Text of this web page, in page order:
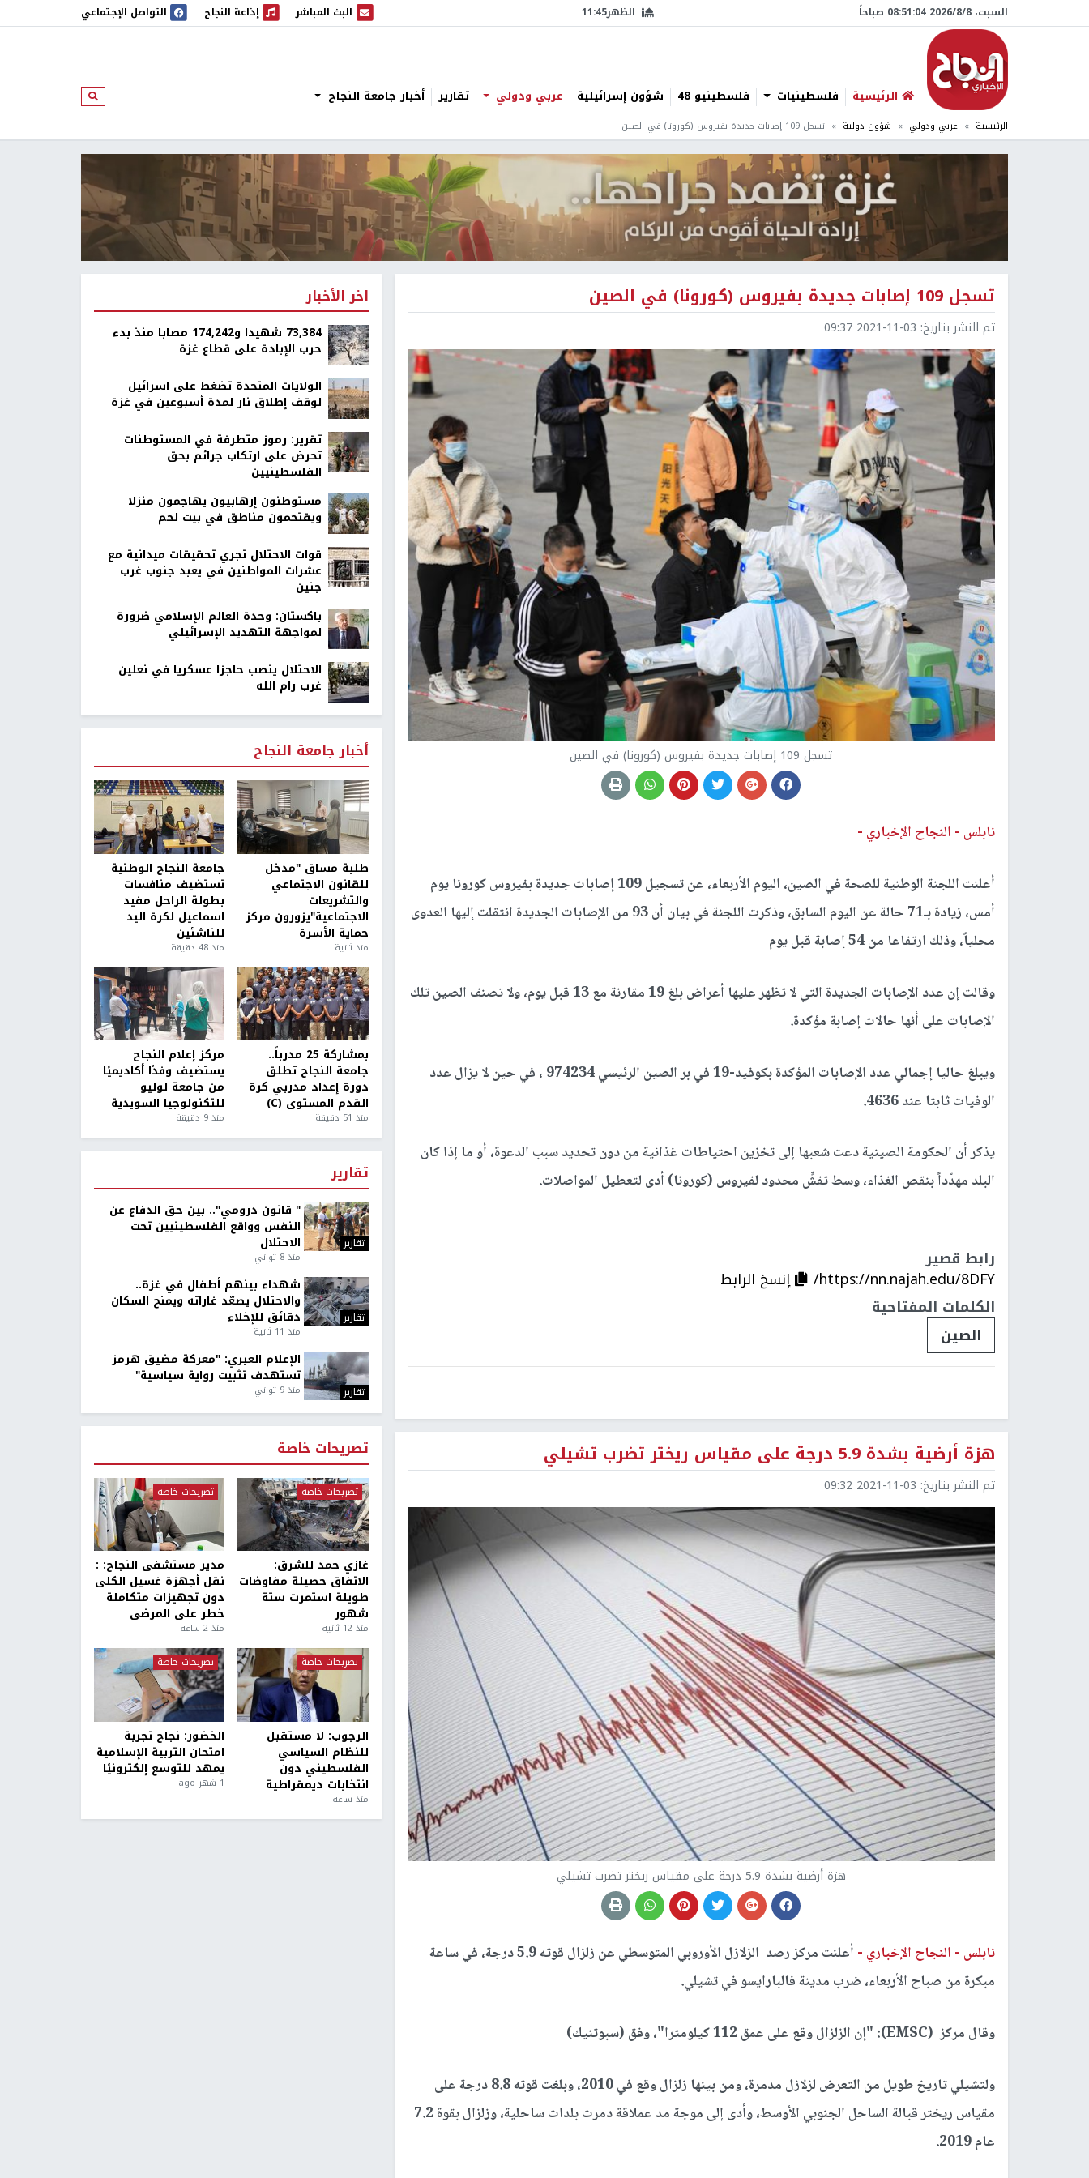
السبت، 8/‏8/‏2026 08:51:05 صباحاً الظهر11:45 البث المباشر
البث المباشر إذاعة النجاح
إذاعة النجاح التواصل الإجتماعي
الرئيسية فلسطينيات فلسطينيو 48 شؤون إسرائيلية عربي ودولي تقارير أخبار جامعة النجاح ابحث
الرئيسية عربي ودولي شؤون دولية تسجل 109 إصابات جديدة بفيروس (كورونا) في الصين
تسجل 109 إصابات جديدة بفيروس (كورونا) في الصين
تم النشر بتاريخ: 2021-11-03 09:37
تسجل 109 إصابات جديدة بفيروس (كورونا) في الصين
نابلس - النجاح الإخباري -
أعلنت اللجنة الوطنية للصحة في الصين، اليوم الأربعاء، عن تسجيل 109 إصابات جديدة بفيروس كورونا يوم
أمس، زيادة بـ71 حالة عن اليوم السابق، وذكرت اللجنة في بيان أن 93 من الإصابات الجديدة انتقلت إليها العدوى
محلياً، وذلك ارتفاعا من 54 إصابة قبل يوم
وقالت إن عدد الإصابات الجديدة التي لا تظهر عليها أعراض بلغ 19 مقارنة مع 13 قبل يوم، ولا تصنف الصين تلك
الإصابات على أنها حالات إصابة مؤكدة.
ويبلغ حاليا إجمالي عدد الإصابات المؤكدة بكوفيد-19 في بر الصين الرئيسي 974234 ، في حين لا يزال عدد
الوفيات ثابتا عند 4636.
يذكر أن الحكومة الصينية دعت شعبها إلى تخزين احتياطات غذائية من دون تحديد سبب الدعوة، أو ما إذا كان
البلد مهدّداً بنقص الغذاء، وسط تفشٍّ محدود لفيروس (كورونا) أدى لتعطيل المواصلات.
رابط قصير
https://nn.najah.edu/8DFY/
إنسخ الرابط
الكلمات المفتاحية
الصين
هزة أرضية بشدة 5.9 درجة على مقياس ريختر تضرب تشيلي
تم النشر بتاريخ: 2021-11-03 09:32
هزة أرضية بشدة 5.9 درجة على مقياس ريختر تضرب تشيلي
نابلس - النجاح الإخباري -
أعلنت مركز رصد الزلازل الأوروبي المتوسطي عن زلزال قوته 5.9 درجة، في ساعة
مبكرة من صباح الأربعاء، ضرب مدينة فالبارايسو في تشيلي.
وقال مركز (EMSC): "إن الزلزال وقع على عمق 112 كيلومترا"، وفق (سبوتنيك)
ولتشيلي تاريخ طويل من التعرض لزلازل مدمرة، ومن بينها زلزال وقع في 2010، وبلغت قوته 8.8 درجة على
مقياس ريختر قبالة الساحل الجنوبي الأوسط، وأدى إلى موجة مد عملاقة دمرت بلدات ساحلية، وزلزال بقوة 7.2
عام 2019.
اخر الأخبار
73,384 شهيدا و174,242 مصابا منذ بدء
حرب الإبادة على قطاع غزة
الولايات المتحدة تضغط على اسرائيل
لوقف إطلاق نار لمدة أسبوعين في غزة
تقرير: رموز متطرفة في المستوطنات
تحرض على ارتكاب جرائم بحق
الفلسطينيين
مستوطنون إرهابيون يهاجمون منزلا
ويقتحمون مناطق في بيت لحم
قوات الاحتلال تجري تحقيقات ميدانية مع
عشرات المواطنين في يعبد جنوب غرب
جنين
باكستان: وحدة العالم الإسلامي ضرورة
لمواجهة التهديد الإسرائيلي
الاحتلال ينصب حاجزا عسكريا في نعلين
غرب رام الله
أخبار جامعة النجاح
طلبة مساق "مدخل
للقانون الاجتماعي
والتشريعات
الاجتماعية"يزورون مركز
حماية الأسرة
منذ ثانية
جامعة النجاح الوطنية
تستضيف منافسات
بطولة الراحل مفيد
اسماعيل لكرة اليد
للناشئين
منذ 48 دقيقة
بمشاركة 25 مدرباً..
جامعة النجاح تطلق
دورة إعداد مدربي كرة
القدم المستوى (C)
منذ 51 دقيقة
مركز إعلام النجاح
يستضيف وفدًا أكاديميًا
من جامعة لوليو
للتكنولوجيا السويدية
منذ 9 دقيقة
تقارير
تقارير
" قانون درومي".. بين حق الدفاع عن
النفس وواقع الفلسطينيين تحت
الاحتلال
منذ 8 ثواني
تقارير
شهداء بينهم أطفال في غزة..
والاحتلال يصعّد غاراته ويمنح السكان
دقائق للإخلاء
منذ 11 ثانية
تقارير
الإعلام العبري: "معركة مضيق هرمز
تستهدف تثبيت رواية سياسية"
منذ 9 ثواني
تصريحات خاصة
تصريحات خاصة
غازي حمد للشرق:
الاتفاق حصيلة مفاوضات
طويلة استمرت ستة
شهور
منذ 12 ثانية
تصريحات خاصة
مدير مستشفى النجاح: :
نقل أجهزة غسيل الكلى
دون تجهيزات متكاملة
خطر على المرضى
منذ 2 ساعة
تصريحات خاصة
الرجوب: لا مستقبل
للنظام السياسي
الفلسطيني دون
انتخابات ديمقراطية
منذ ساعة
تصريحات خاصة
الخضور: نجاح تجربة
امتحان التربية الإسلامية
يمهد للتوسع إلكترونيًا
1 شهر ago